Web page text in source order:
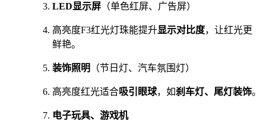
LED显示屏 （单色红屏、广告屏）
高亮度F3红光灯珠能提升显示对比度，让红光更
鲜艳。
装饰照明 （节日灯、汽车氛围灯）
高亮度红光适合吸引眼球，如刹车灯、尾灯装饰。
电子玩具、游戏机